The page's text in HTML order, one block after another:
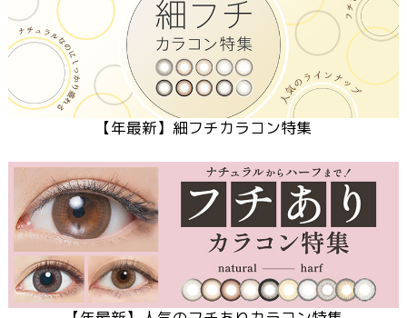
【 年最新】細フチカラコン特集